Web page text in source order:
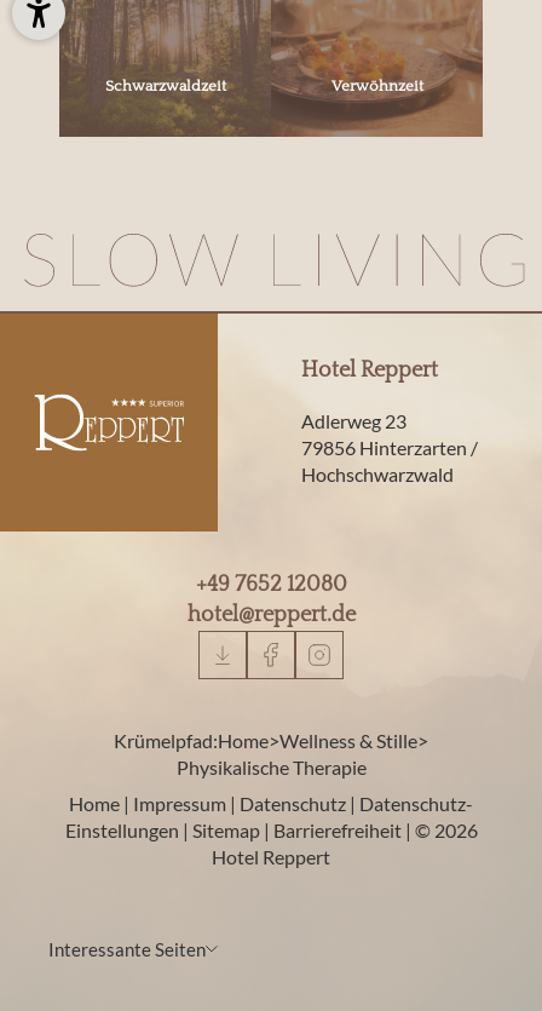
Schwarzwaldzeit Verwöhnzeit
Hotel Reppert
Adlerweg 23
79856 Hinterzarten /
Hochschwarzwald
+49 7652 12080
hotel@reppert.de
Krümelpfad:Home>Wellness & Stille>
Physikalische Therapie
Home | Impressum | Datenschutz | Datenschutz-
Einstellungen | Sitemap | Barrierefreiheit | © 2026
Hotel Reppert
Interessante Seiten